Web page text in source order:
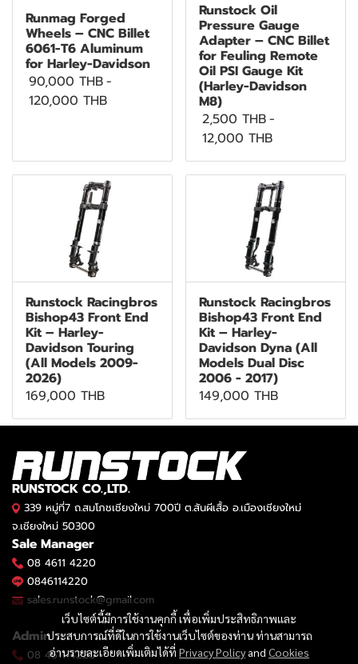
Runmag Forged
Wheels – CNC Billet
6061-T6 Aluminum
for Harley-Davidson
90,000 THB-
120,000 THB
Runstock Oil
Pressure Gauge
Adapter – CNC Billet
for Feuling Remote
Oil PSI Gauge Kit
(Harley-Davidson
M8)
2,500 THB-
12,000 THB
Runstock Racingbros
Bishop43 Front End
Kit – Harley-
Davidson Touring
(All Models 2009-
2026)
169,000 THB
Runstock Racingbros
Bishop43 Front End
Kit – Harley-
Davidson Dyna (All
Models Dual Disc
2006 - 2017)
149,000 THB
เว็บไซต์นี้มีการใช้งานคุกกี้ เพื่อเพิ่มประสิทธิภาพและ
ประสบการณ์ที่ดีในการใช้งานเว็บไซต์ของท่าน ท่านสามารถ
อ่านรายละเอียดเพิ่มเติมได้ที่ Privacy Policy and Cookies
RUNSTOCK CO.,LTD.
339 หมู่ที่7 ถ.สมโภชเชียงใหม่ 700ปี ต.สันผีเสื้อ อ.เมืองเชียงใหม่
จ.เชียงใหม่ 50300
Sale Manager
08 4611 4220
0846114220
sales.runstock@gmail.com
Admin
08 4611 4220